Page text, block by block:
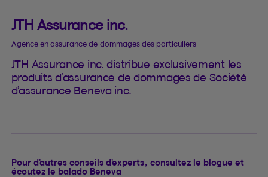
JTH Assurance inc.
Agence en assurance de dommages des particuliers
JTH Assurance inc. distribue exclusivement les
produits d’assurance de dommages de Société
d’assurance Beneva inc.
Pour d’autres conseils d’experts, consultez le blogue et
écoutez le balado Beneva